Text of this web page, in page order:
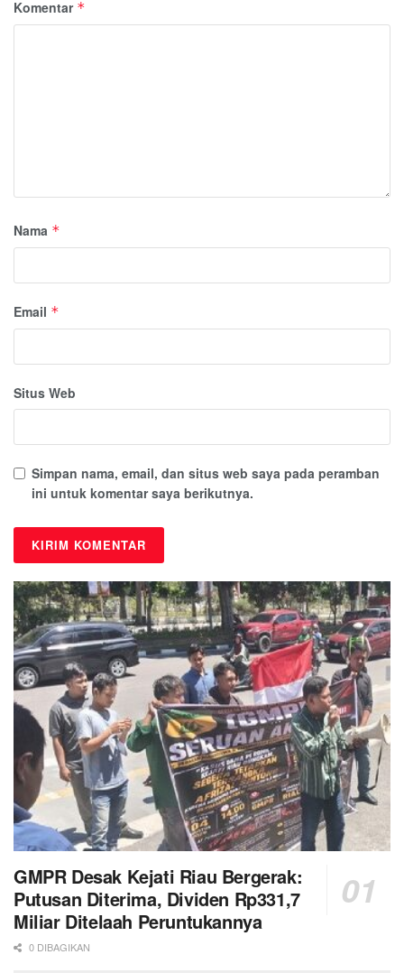
Komentar *
Nama *
Email *
Situs Web
Simpan nama, email, dan situs web saya pada peramban
ini untuk komentar saya berikutnya.
GMPR Desak Kejati Riau Bergerak:
Putusan Diterima, Dividen Rp331,7
Miliar Ditelaah Peruntukannya
0 DIBAGIKAN